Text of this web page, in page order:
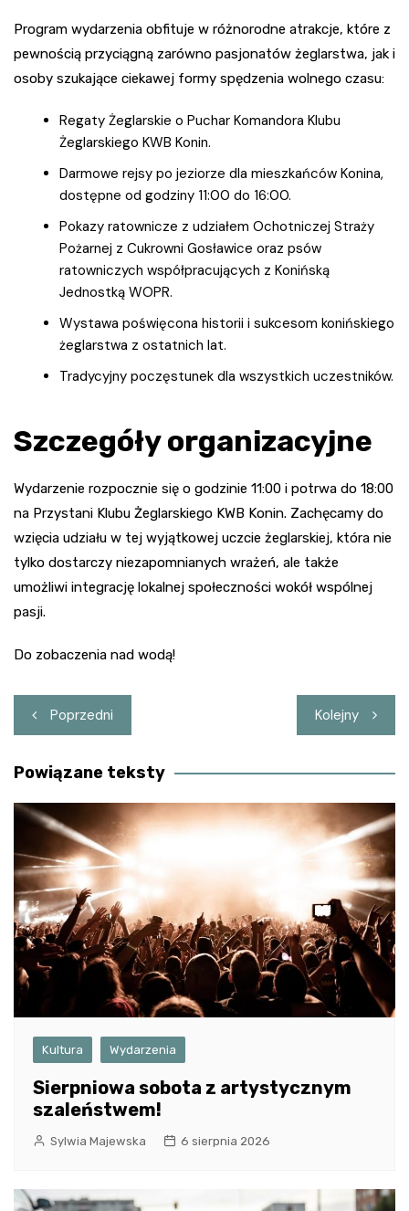
Program wydarzenia obfituje w różnorodne atrakcje, które z
pewnością przyciągną zarówno pasjonatów żeglarstwa, jak i
osoby szukające ciekawej formy spędzenia wolnego czasu:
Regaty Żeglarskie o Puchar Komandora Klubu
Żeglarskiego KWB Konin.
Darmowe rejsy po jeziorze dla mieszkańców Konina,
dostępne od godziny 11:00 do 16:00.
Pokazy ratownicze z udziałem Ochotniczej Straży
Pożarnej z Cukrowni Gosławice oraz psów
ratowniczych współpracujących z Konińską
Jednostką WOPR.
Wystawa poświęcona historii i sukcesom konińskiego
żeglarstwa z ostatnich lat.
Tradycyjny poczęstunek dla wszystkich uczestników.
Szczegóły organizacyjne
Wydarzenie rozpocznie się o godzinie 11:00 i potrwa do 18:00
na Przystani Klubu Żeglarskiego KWB Konin. Zachęcamy do
wzięcia udziału w tej wyjątkowej uczcie żeglarskiej, która nie
tylko dostarczy niezapomnianych wrażeń, ale także
umożliwi integrację lokalnej społeczności wokół wspólnej
pasji.
Do zobaczenia nad wodą!
Nawigacja
wpisu
Poprzedni Kolejny
Powiązane teksty
Kultura Wydarzenia
Sierpniowa sobota z artystycznym
szaleństwem!
Sylwia Majewska 6 sierpnia 2026